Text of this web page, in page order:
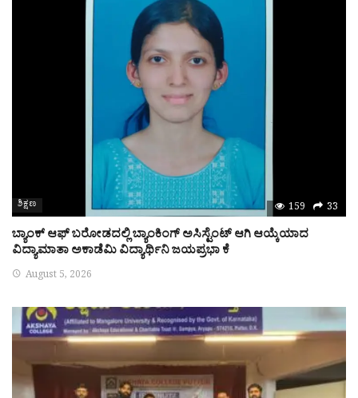
ಶಿಕ್ಷಣ 159 33
ಬ್ಯಾಂಕ್ ಆಫ್ ಬರೋಡದಲ್ಲಿ ಬ್ಯಾಂಕಿಂಗ್ ಅಸಿಸ್ಟೆಂಟ್ ಆಗಿ ಆಯ್ಕೆಯಾದ
ವಿದ್ಯಾಮಾತಾ ಅಕಾಡೆಮಿ ವಿದ್ಯಾರ್ಥಿನಿ ಜಯಪ್ರಭಾ ಕೆ
August 5, 2026